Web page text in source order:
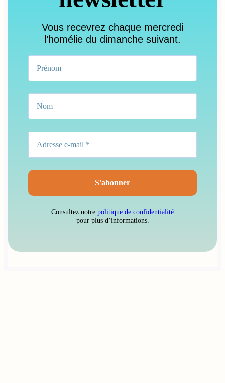
Vous recevrez chaque mercredi
l’homélie du dimanche suivant.
Consultez notre politique de confidentialité
pour plus d’informations.